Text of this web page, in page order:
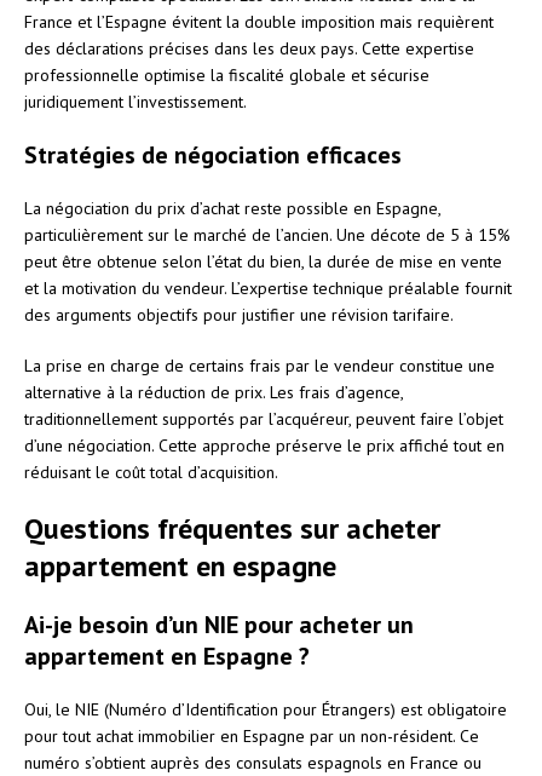
France et l’Espagne évitent la double imposition mais requièrent
des déclarations précises dans les deux pays. Cette expertise
professionnelle optimise la fiscalité globale et sécurise
juridiquement l’investissement.
Stratégies de négociation efficaces
La négociation du prix d’achat reste possible en Espagne,
particulièrement sur le marché de l’ancien. Une décote de 5 à 15%
peut être obtenue selon l’état du bien, la durée de mise en vente
et la motivation du vendeur. L’expertise technique préalable fournit
des arguments objectifs pour justifier une révision tarifaire.
La prise en charge de certains frais par le vendeur constitue une
alternative à la réduction de prix. Les frais d’agence,
traditionnellement supportés par l’acquéreur, peuvent faire l’objet
d’une négociation. Cette approche préserve le prix affiché tout en
réduisant le coût total d’acquisition.
Questions fréquentes sur acheter
appartement en espagne
Ai-je besoin d’un NIE pour acheter un
appartement en Espagne ?
Oui, le NIE (Numéro d’Identification pour Étrangers) est obligatoire
pour tout achat immobilier en Espagne par un non-résident. Ce
numéro s’obtient auprès des consulats espagnols en France ou